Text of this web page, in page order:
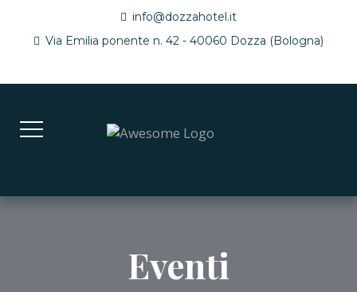
info@dozzahotel.it
Via Emilia ponente n. 42 - 40060 Dozza (Bologna)
Eventi